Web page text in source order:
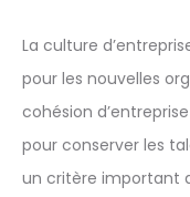
La culture
pour les nouvelles
cohésion
pour conserver les
un critère important